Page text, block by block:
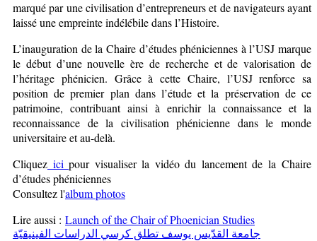
marqué par une civilisation d’entrepreneurs et de navigateurs ayant
laissé une empreinte indélébile dans l’Histoire.
L’inauguration de la Chaire d’études phéniciennes à l’USJ marque
le début d’une nouvelle ère de recherche et de valorisation de
l’héritage phénicien. Grâce à cette Chaire, l’USJ renforce sa
position de premier plan dans l’étude et la préservation de ce
patrimoine, contribuant ainsi à enrichir la connaissance et la
reconnaissance de la civilisation phénicienne dans le monde
universitaire et au-delà.
Cliquez ici pour visualiser la vidéo du lancement de la Chaire
d’études phéniciennes
Consultez l'album photos
Lire aussi : Launch of the Chair of Phoenician Studies
جامعة القدّيس يوسف تطلق كرسي الدراسات الفينيقيّة